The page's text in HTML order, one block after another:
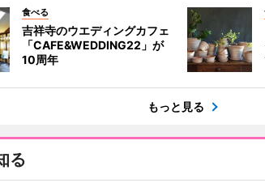
食べる
吉祥寺のウエディングカフェ
「CAFE&WEDDING22」が
10周年
もっと見る
る